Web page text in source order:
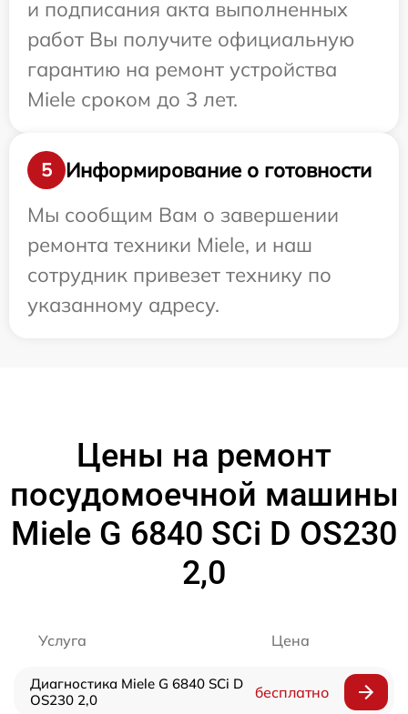
и подписания акта выполненных
работ Вы получите официальную
гарантию на ремонт устройства
Miele сроком до 3 лет.
5
Информирование о готовности
Мы сообщим Вам о завершении
ремонта техники Miele, и наш
сотрудник привезет технику по
указанному адресу.
Цены на ремонт
посудомоечной машины
Miele G 6840 SCi D OS230
2,0
Услуга Цена
Диагностика Miele G 6840 SCi D
OS230 2,0
бесплатно